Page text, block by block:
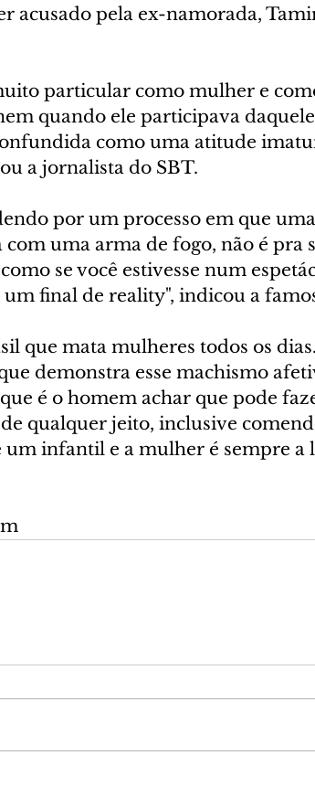
acusado pela ex-namorada,
particular como mulher e
quando ele participava
como uma atitude
a jornalista do SBT.
por um processo em que
com uma arma de fogo, não é pra
se você estivesse num
um final de reality", indicou a
que mata mulheres todos os
demonstra esse machismo
é o homem achar que pode
qualquer jeito, inclusive
infantil e a mulher é sempre a